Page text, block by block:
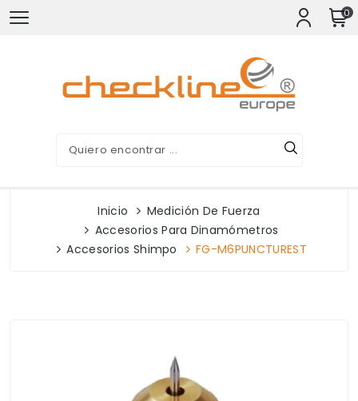
0
Inicio
Medición De Fuerza
Accesorios Para Dinamómetros
Accesorios Shimpo
FG-M6PUNCTUREST